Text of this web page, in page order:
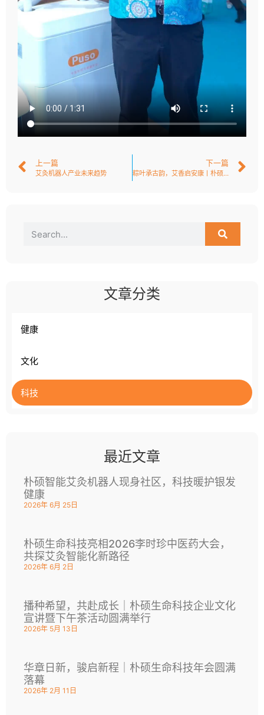
上一篇
艾灸机器人产业未来趋势
下一篇
粽叶承古韵，艾香启安康丨朴硕生命科技2025端午活动纪实
文章分类
健康
文化
科技
最近文章
朴硕智能艾灸机器人现身社区，科技暖护银发
健康
2026年 6月 25日
朴硕生命科技亮相2026李时珍中医药大会，
共探艾灸智能化新路径
2026年 6月 2日
播种希望，共赴成长｜朴硕生命科技企业文化
宣讲暨下午茶活动圆满举行
2026年 5月 13日
华章日新，骏启新程｜朴硕生命科技年会圆满
落幕
2026年 2月 11日